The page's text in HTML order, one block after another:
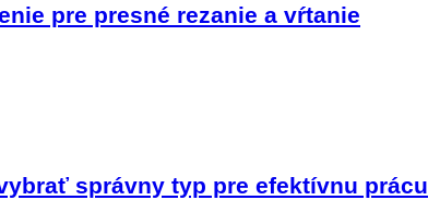
pre presné rezanie a vŕtanie
správny typ pre efektívnu prácu